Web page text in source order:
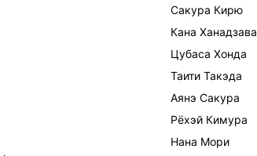
Сакура Кирю
Кана Ханадзава
Цубаса Хонда
Таити Такэда
Аянэ Сакура
Рёхэй Кимура
Нана Мори